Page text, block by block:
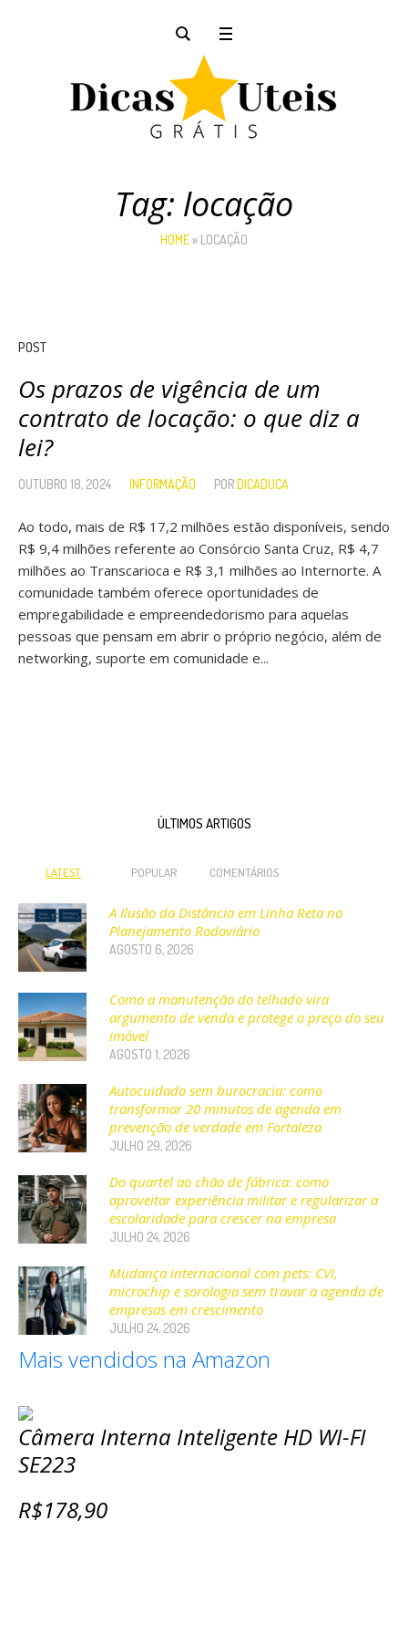
Tag: locação
HOME» LOCAÇÃO
POST
Os prazos de vigência de um
contrato de locação: o que diz a
lei?
OUTUBRO 18, 2024 INFORMAÇÃO PORDICADUCA
Ao todo, mais de R$ 17,2 milhões estão disponíveis, sendo
R$ 9,4 milhões referente ao Consórcio Santa Cruz, R$ 4,7
milhões ao Transcarioca e R$ 3,1 milhões ao Internorte. A
comunidade também oferece oportunidades de
empregabilidade e empreendedorismo para aquelas
pessoas que pensam em abrir o próprio negócio, além de
networking, suporte em comunidade e...
ÚLTIMOS ARTIGOS
LATEST POPULAR COMENTÁRIOS
A Ilusão da Distância em Linha Reta no
Planejamento Rodoviário
AGOSTO 6, 2026
Como a manutenção do telhado vira
argumento de venda e protege o preço do seu
imóvel
AGOSTO 1, 2026
Autocuidado sem burocracia: como
transformar 20 minutos de agenda em
prevenção de verdade em Fortaleza
JULHO 29, 2026
Do quartel ao chão de fábrica: como
aproveitar experiência militar e regularizar a
escolaridade para crescer na empresa
JULHO 24, 2026
Mudança internacional com pets: CVI,
microchip e sorologia sem travar a agenda de
empresas em crescimento
JULHO 24, 2026
Mais vendidos na Amazon
Câmera Interna Inteligente HD WI-FI
SE223
R$178,90